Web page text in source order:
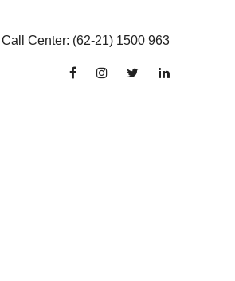
Call Center: (62-21) 1500 963